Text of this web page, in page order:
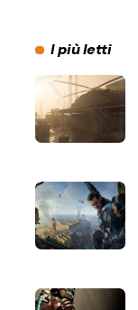
I più letti